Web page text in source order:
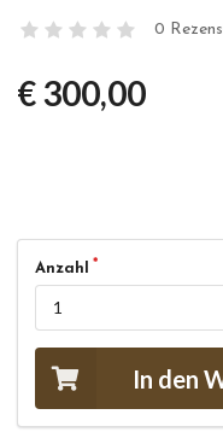
0
€ 300,00
Anzahl
In den